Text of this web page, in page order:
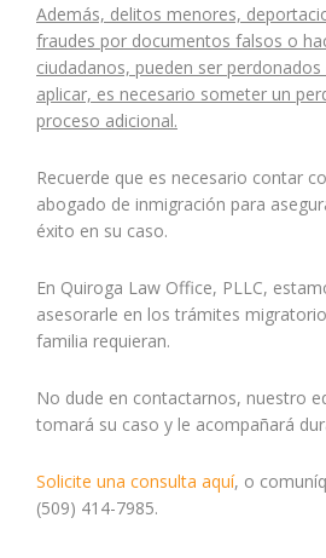
Además, delitos menores,
fraudes por documentos falsos o
ciudadanos, pueden ser perdonados
aplicar, es necesario someter un
proceso adicional.
Recuerde que es necesario contar
abogado de inmigración para
éxito en su caso.
En Quiroga Law Office, PLLC,
asesorarle en los trámites
familia requieran.
No dude en contactarnos, nuestro
tomará su caso y le acompañará
Solicite una consulta aquí, o
(509) 414-7985.